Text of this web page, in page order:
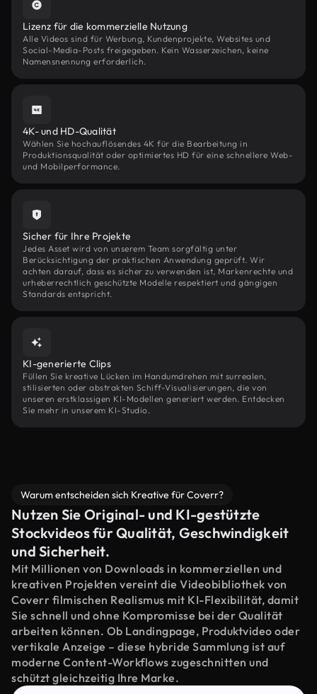
Lizenz für die kommerzielle Nutzung
Alle Videos sind für Werbung, Kundenprojekte, Websites und
Social-Media-Posts freigegeben. Kein Wasserzeichen, keine
Namensnennung erforderlich.
4K- und HD-Qualität
Wählen Sie hochauflösendes 4K für die Bearbeitung in
Produktionsqualität oder optimiertes HD für eine schnellere Web-
und Mobilperformance.
Sicher für Ihre Projekte
Jedes Asset wird von unserem Team sorgfältig unter
Berücksichtigung der praktischen Anwendung geprüft. Wir
achten darauf, dass es sicher zu verwenden ist, Markenrechte und
urheberrechtlich geschützte Modelle respektiert und gängigen
Standards entspricht.
KI-generierte Clips
Füllen Sie kreative Lücken im Handumdrehen mit surrealen,
stilisierten oder abstrakten Schiff-Visualisierungen, die von
unseren erstklassigen KI-Modellen generiert werden. Entdecken
Sie mehr in unserem KI-Studio.
Warum entscheiden sich Kreative für Coverr?
Nutzen Sie Original- und KI-gestützte
Stockvideos für Qualität, Geschwindigkeit
und Sicherheit.
Mit Millionen von Downloads in kommerziellen und
kreativen Projekten vereint die Videobibliothek von
Coverr filmischen Realismus mit KI-Flexibilität, damit
Sie schnell und ohne Kompromisse bei der Qualität
arbeiten können. Ob Landingpage, Produktvideo oder
vertikale Anzeige – diese hybride Sammlung ist auf
moderne Content-Workflows zugeschnitten und
schützt gleichzeitig Ihre Marke.